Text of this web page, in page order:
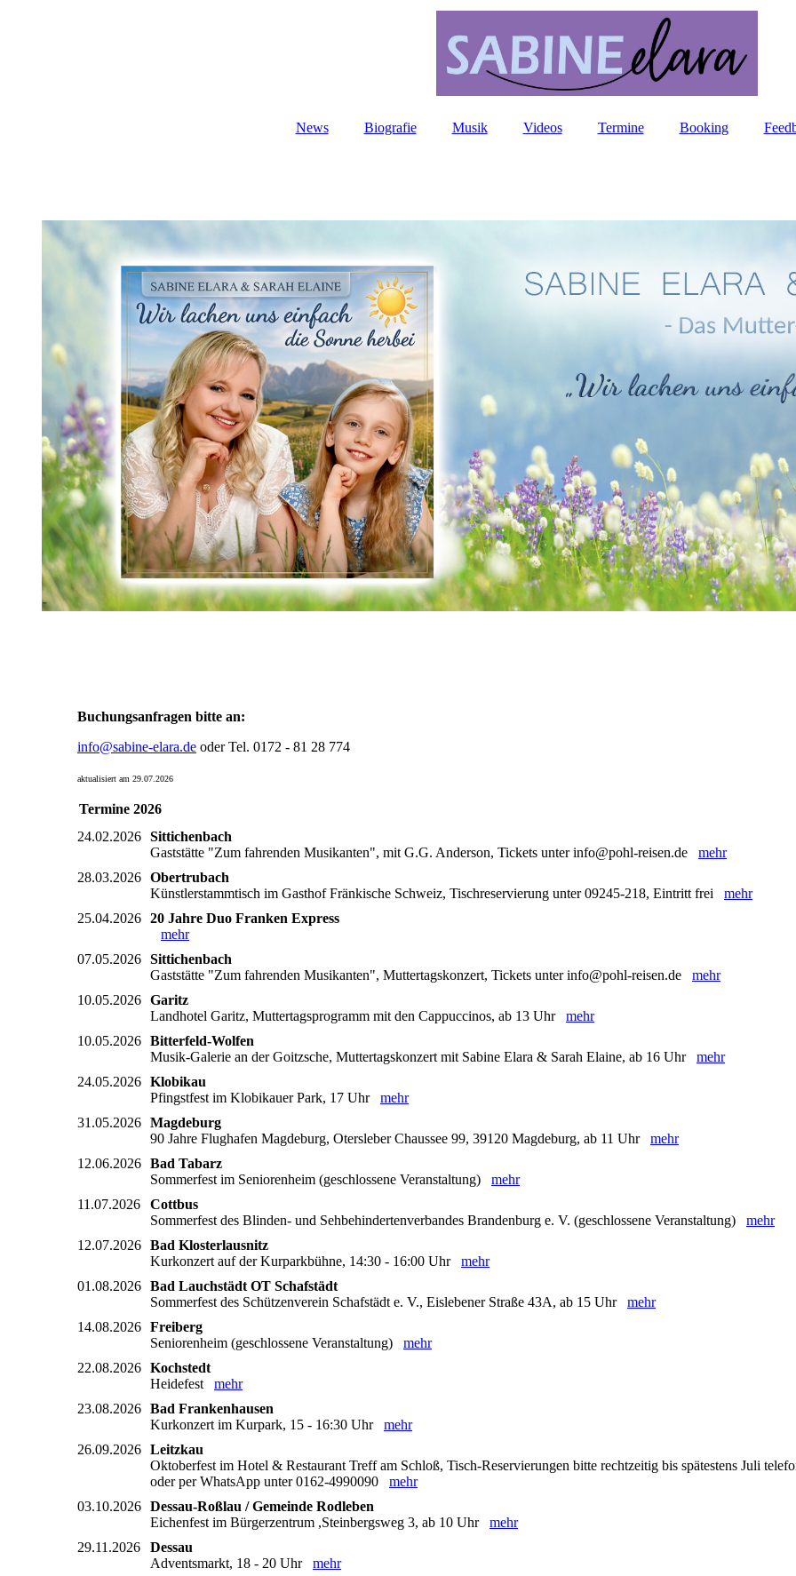
News Biografie Musik Videos Termine Booking
Buchungsanfragen bitte an:
info@sabine-elara.de oder Tel. 0172 - 81 28 774
aktualisiert am 29.07.2026
Termine 2026
24.02.2026 Sittichenbach
Gaststätte "Zum fahrenden Musikanten", mit G.G. Anderson, Tickets unter info@pohl-reisen.de mehr
28.03.2026 Obertrubach
Künstlerstammtisch im Gasthof Fränkische Schweiz, Tischreservierung unter 09245-218, Eintritt frei mehr
25.04.2026 20 Jahre Duo Franken Express
mehr
07.05.2026 Sittichenbach
Gaststätte "Zum fahrenden Musikanten", Muttertagskonzert, Tickets unter info@pohl-reisen.de mehr
10.05.2026 Garitz
Landhotel Garitz, Muttertagsprogramm mit den Cappuccinos, ab 13 Uhr mehr
10.05.2026 Bitterfeld-Wolfen
Musik-Galerie an der Goitzsche, Muttertagskonzert mit Sabine Elara & Sarah Elaine, ab 16 Uhr mehr
24.05.2026 Klobikau
Pfingstfest im Klobikauer Park, 17 Uhr mehr
31.05.2026 Magdeburg
90 Jahre Flughafen Magdeburg, Otersleber Chaussee 99, 39120 Magdeburg, ab 11 Uhr mehr
12.06.2026 Bad Tabarz
Sommerfest im Seniorenheim (geschlossene Veranstaltung) mehr
11.07.2026
Cottbus
Sommerfest des Blinden- und Sehbehindertenverbandes Brandenburg e. V. (geschlossene Veranstaltung) mehr
12.07.2026 Bad Klosterlausnitz
Kurkonzert auf der Kurparkbühne, 14:30 - 16:00 Uhr mehr
01.08.2026 Bad Lauchstädt OT Schafstädt
Sommerfest des Schützenverein Schafstädt e. V., Eislebener Straße 43A, ab 15 Uhr mehr
14.08.2026 Freiberg
Seniorenheim (geschlossene Veranstaltung) mehr
22.08.2026 Kochstedt
Heidefest mehr
23.08.2026 Bad Frankenhausen
Kurkonzert im Kurpark, 15 - 16:30 Uhr mehr
26.09.2026 Leitzkau
Oktoberfest im Hotel & Restaurant Treff am Schloß, Tisch-Reservierungen bitte rechtzeitig bis spätestens Juli
oder per WhatsApp unter 0162-4990090 mehr
03.10.2026 Dessau-Roßlau / Gemeinde Rodleben
Eichenfest im Bürgerzentrum ,Steinbergsweg 3, ab 10 Uhr mehr
29.11.2026
Dessau
Adventsmarkt, 18 - 20 Uhr mehr